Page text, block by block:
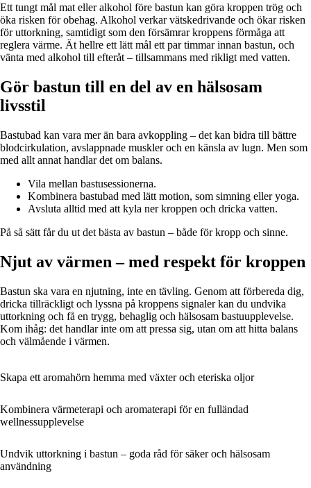
Ett tungt mål mat eller alkohol före bastun kan göra kroppen trög och
öka risken för obehag. Alkohol verkar vätskedrivande och ökar risken
för uttorkning, samtidigt som den försämrar kroppens förmåga att
reglera värme. Ät hellre ett lätt mål ett par timmar innan bastun, och
vänta med alkohol till efteråt – tillsammans med rikligt med vatten.
Gör bastun till en del av en hälsosam
livsstil
Bastubad kan vara mer än bara avkoppling – det kan bidra till bättre
blodcirkulation, avslappnade muskler och en känsla av lugn. Men som
med allt annat handlar det om balans.
Vila mellan bastusessionerna.
Kombinera bastubad med lätt motion, som simning eller yoga.
Avsluta alltid med att kyla ner kroppen och dricka vatten.
På så sätt får du ut det bästa av bastun – både för kropp och sinne.
Njut av värmen – med respekt för kroppen
Bastun ska vara en njutning, inte en tävling. Genom att förbereda dig,
dricka tillräckligt och lyssna på kroppens signaler kan du undvika
uttorkning och få en trygg, behaglig och hälsosam bastuupplevelse.
Kom ihåg: det handlar inte om att pressa sig, utan om att hitta balans
och välmående i värmen.
Skapa ett aromahörn hemma med växter och eteriska oljor
Kombinera värmeterapi och aromaterapi för en fulländad
wellnessupplevelse
Undvik uttorkning i bastun – goda råd för säker och hälsosam
användning